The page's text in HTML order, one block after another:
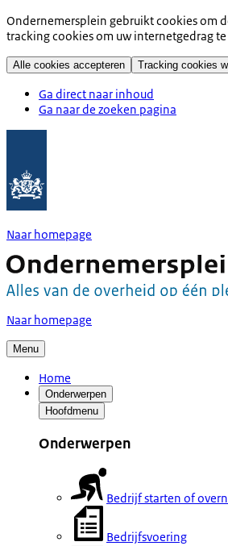
Ondernemersplein gebruikt cookies om
tracking cookies om uw internetgedrag
Alle cookies accepteren Tracking cookies
Ga direct naar inhoud
Ga naar de zoeken pagina
Naar homepage
Naar homepage
Menu
Home
Onderwerpen
Hoofdmenu
Onderwerpen
Bedrijf starten of
Bedrijfsvoering